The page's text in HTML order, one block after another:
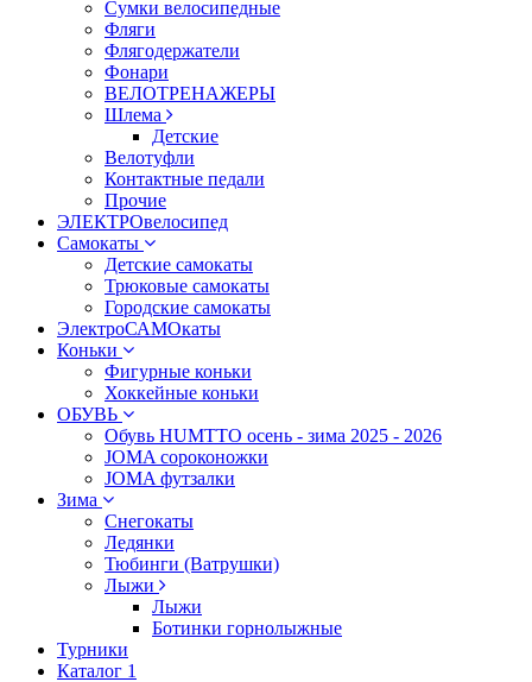
Сумки велосипедные
Фляги
Флягодержатели
Фонари
ВЕЛОТРЕНАЖЕРЫ
Шлема
Детские
Велотуфли
Контактные педали
Прочие
ЭЛЕКТРОвелосипед
Самокаты
Детские самокаты
Трюковые самокаты
Городские самокаты
ЭлектроСАМОкаты
Коньки
Фигурные коньки
Хоккейные коньки
ОБУВЬ
Обувь HUMTTO осень - зима 2025 - 2026
JOMA сороконожки
JOMA футзалки
Зима
Снегокаты
Ледянки
Тюбинги (Ватрушки)
Лыжи
Лыжи
Ботинки горнолыжные
Турники
Каталог 1